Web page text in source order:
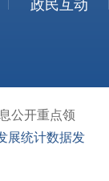
公开重点领
展统计数据发